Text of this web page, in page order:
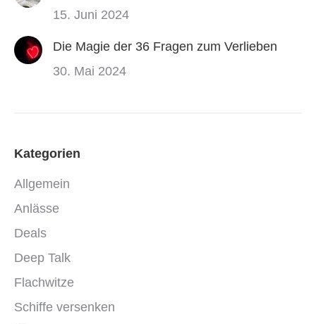
15. Juni 2024
Die Magie der 36 Fragen zum Verlieben
30. Mai 2024
Kategorien
Allgemein
Anlässe
Deals
Deep Talk
Flachwitze
Schiffe versenken